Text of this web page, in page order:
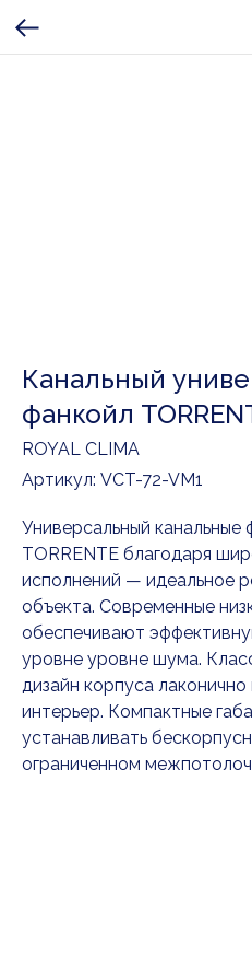
Канальный
фанкойл
ROYAL CLIMA
Артикул: VCT-72-VM1
Универсальный канальные
TORRENTE благодаря
исполнений — идеальное
объекта. Современные
обеспечивают
уровне уровне шума.
дизайн корпуса
интерьер. Компактные
устанавливать
ограниченном